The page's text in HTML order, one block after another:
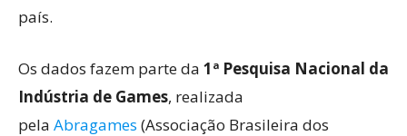
país.
Os dados fazem parte da 1ª Pesquisa Nacional da
Indústria de Games, realizada
pela Abragames (Associação Brasileira dos